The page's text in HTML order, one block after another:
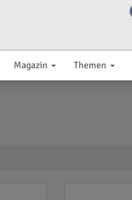
Magazin Themen